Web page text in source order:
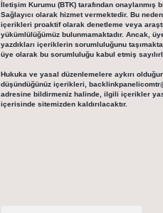
İletişim Kurumu (BTK) tarafından onaylanmış
Sağlayıcı olarak hizmet vermektedir. Bu
içerikleri proaktif olarak denetleme veya
yükümlülüğümüz bulunmamaktadır. Ancak,
yazdıkları içeriklerin sorumluluğunu
üye olarak bu sorumluluğu kabul etmiş
Hukuka ve yasal düzenlemelere aykırı
düşündüğünüz içerikleri,
adresine bildirmeniz halinde, ilgili içerikler
içerisinde sitemizden kaldırılacaktır.